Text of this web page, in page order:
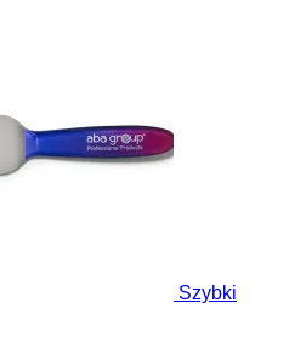
Szybki